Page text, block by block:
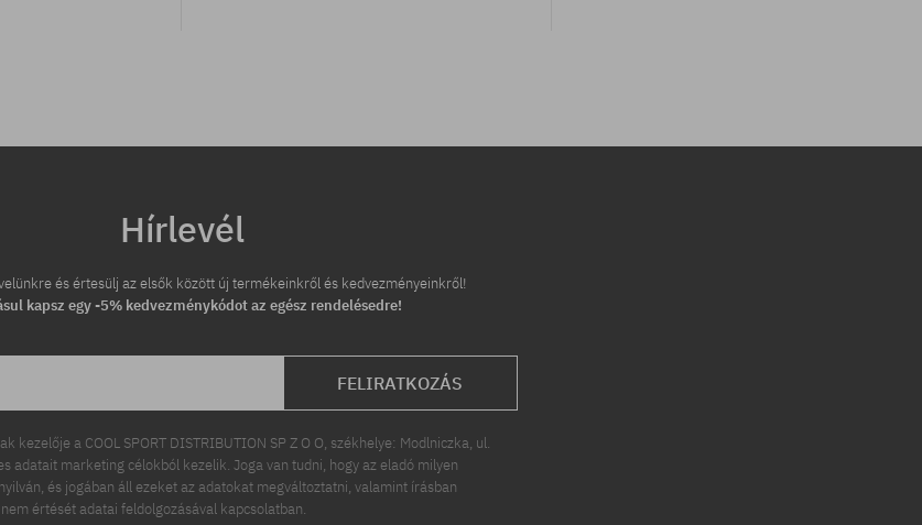
Hírlevél
és értesülj az elsők között új termékeinkről és kedvezményeinkről!
kapsz egy -5% kedvezménykódot az egész rendelésedre!
FELIRATKOZÁS
kezelője a COOL SPORT DISTRIBUTION SP Z O O, székhelye: Modlniczka, ul.
adatait marketing célokból kezelik. Joga van tudni, hogy az eladó milyen
és jogában áll ezeket az adatokat megváltoztatni, valamint írásban
értését adatai feldolgozásával kapcsolatban.